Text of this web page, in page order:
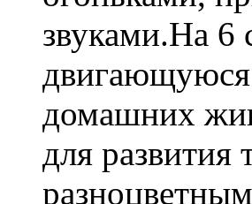
звуками.На 6
домашних
для развития